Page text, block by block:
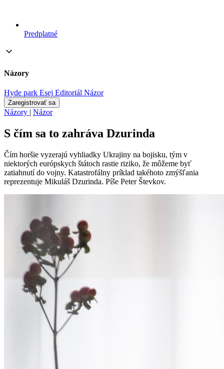
Predplatné
Názory
Hyde park Esej Editoriál Názor
Zaregistrovať sa
Názory | Názor
S čím sa to zahráva Dzurinda
Čím horšie vyzerajú vyhliadky Ukrajiny na bojisku, tým v
niektorých európskych štátoch rastie riziko, že môžeme byť
zatiahnutí do vojny. Katastrofálny príklad takéhoto zmýšľania
reprezentuje Mikuláš Dzurinda. Píše Peter Števkov.